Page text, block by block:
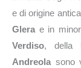
e di origine
Glerae in minor
Verdiso, della
Andreolasono